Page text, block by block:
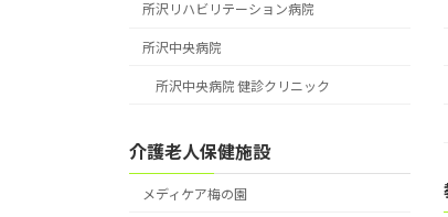
所沢リハビリテーション病院
所沢中央病院
所沢中央病院 健診クリニック
介護老人保健施設
メディケア梅の園